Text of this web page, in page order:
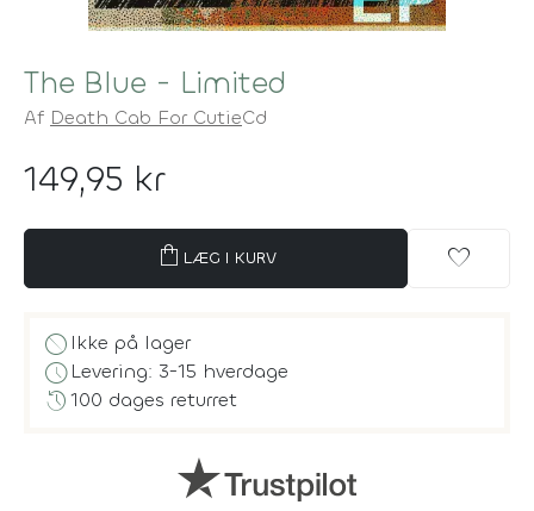
The Blue - Limited
Af Death Cab For CutieCd
149,95 kr
shopping_bag LÆG I KURV favorite
block Ikke på lager
scheduleLevering: 3-15 hverdage
history100 dages returret